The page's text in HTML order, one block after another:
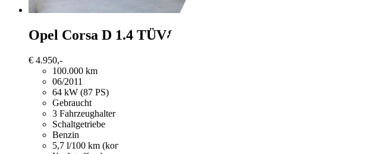
Opel Corsa D 1.4
€ 4.950,-
100.000 km
06/2011
64 kW (87 PS)
Gebraucht
3 Fahrzeughalter
Schaltgetriebe
Benzin
5,7 l/100 km (komb.)
Weitere Informationen zum offiziellen Kraftstoffverbrauch